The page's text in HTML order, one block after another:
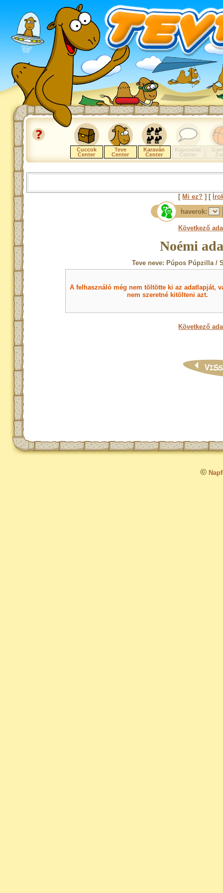
Cuccok
Center
Teve
Center
Karaván
Center
Kapcsolat
Center
[ Mi ez? ] [
haverok:
Következő
Noémi
Teve neve: Púpos Púpzilla /
A felhasználó még nem töltötte ki az adatlapját,
nem szeretné kitölteni azt.
Következő
©